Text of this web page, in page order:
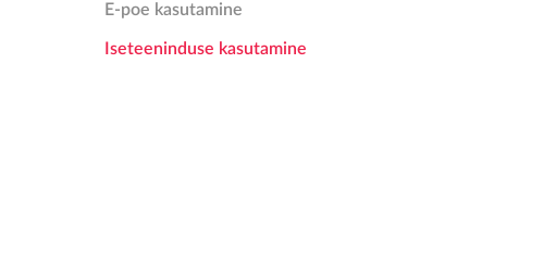
E-poe kasutamine
Iseteeninduse kasutamine